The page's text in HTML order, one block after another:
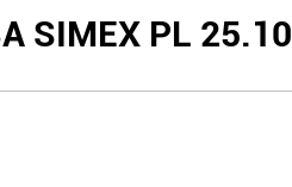
SIMEX PL 25.10